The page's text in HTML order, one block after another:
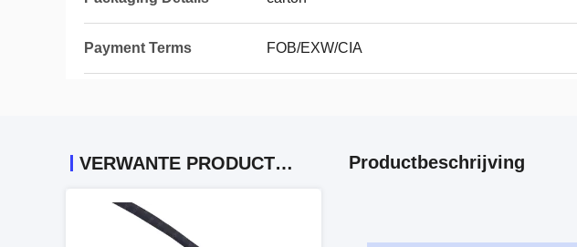
Payment Terms FOB/EXW/CIA
VERWANTE PRODUCTEN Productbeschrijving